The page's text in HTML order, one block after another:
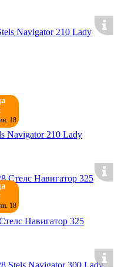
17
Navigator 210 Lady
17
Навигатор 325